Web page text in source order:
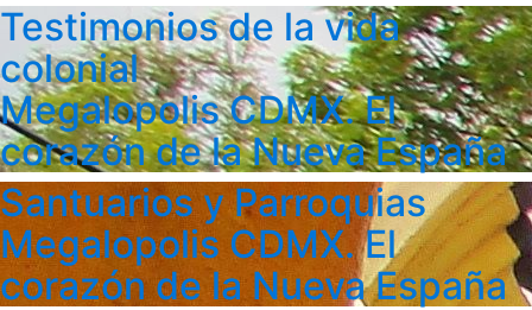
Testimonios de la vida
colonial
Megalopolis CDMX. El
corazón de la Nueva España
Santuarios y Parroquias
Megalopolis CDMX. El
corazón de la Nueva España